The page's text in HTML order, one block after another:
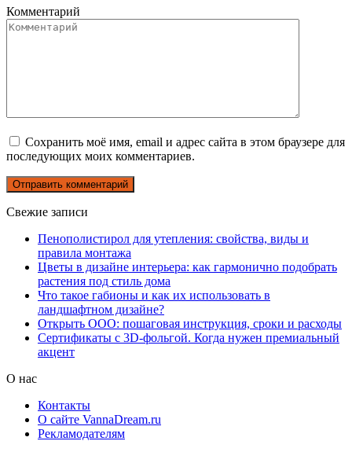
Комментарий
Сохранить моё имя, email и адрес сайта в этом браузере для
последующих моих комментариев.
Свежие записи
Пенополистирол для утепления: свойства, виды и
правила монтажа
Цветы в дизайне интерьера: как гармонично подобрать
растения под стиль дома
Что такое габионы и как их использовать в
ландшафтном дизайне?
Открыть ООО: пошаговая инструкция, сроки и расходы
Сертификаты с 3D-фольгой. Когда нужен премиальный
акцент
О нас
Контакты
О сайте VannaDream.ru
Рекламодателям